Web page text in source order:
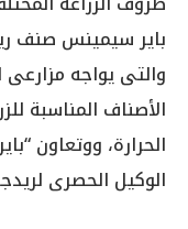
باير سيمينس صنف
والتى يواجه
الأصناف المناسبة
الحرارة، ووتعاون
الوكيل الحصرى